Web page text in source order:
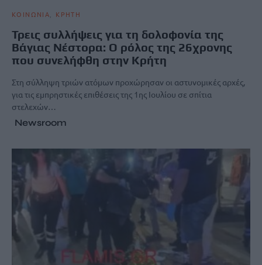
ΚΟΙΝΩΝΙΑ ΚΡΗΤΗ
Τρεις συλλήψεις για τη δολοφονία της
Βάγιας Νέστορα: Ο ρόλος της 26χρονης
που συνελήφθη στην Κρήτη
Στη σύλληψη τριών ατόμων προχώρησαν οι αστυνομικές αρχές,
για τις εμπρηστικές επιθέσεις της 1ης Ιουλίου σε σπίτια
στελεχών…
Newsroom